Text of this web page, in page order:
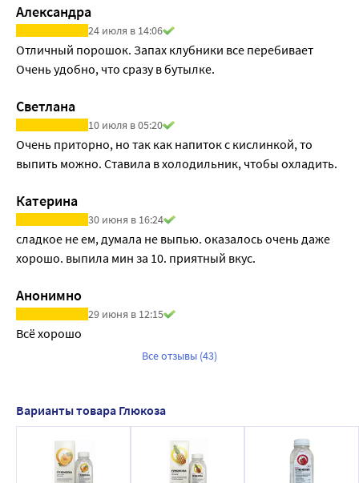
Александра
24 июля в 14:06
Отличный порошок. Запах клубники все перебивает
Очень удобно, что сразу в бутылке.
Светлана
10 июля в 05:20
Очень приторно, но так как напиток с кислинкой, то
выпить можно. Ставила в холодильник, чтобы охладить.
Катерина
30 июня в 16:24
сладкое не ем, думала не выпью. оказалось очень даже
хорошо. выпила мин за 10. приятный вкус.
Анонимно
29 июня в 12:15
Всё хорошо
Все отзывы (43)
Варианты товара Глюкоза